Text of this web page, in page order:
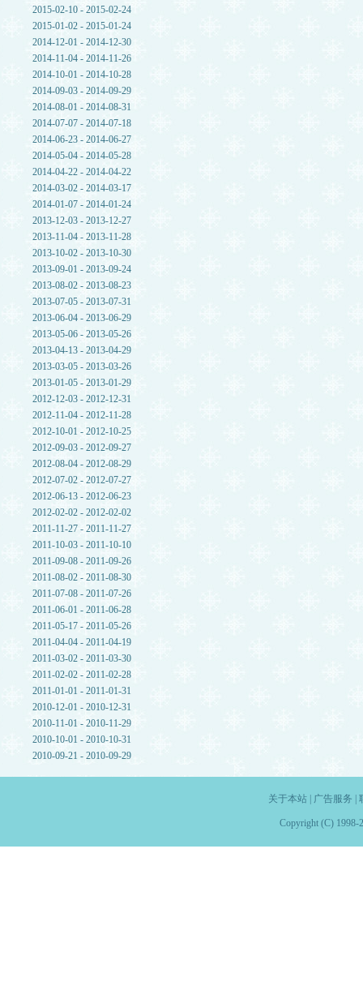
2015-02-10 - 2015-02-24
2015-01-02 - 2015-01-24
2014-12-01 - 2014-12-30
2014-11-04 - 2014-11-26
2014-10-01 - 2014-10-28
2014-09-03 - 2014-09-29
2014-08-01 - 2014-08-31
2014-07-07 - 2014-07-18
2014-06-23 - 2014-06-27
2014-05-04 - 2014-05-28
2014-04-22 - 2014-04-22
2014-03-02 - 2014-03-17
2014-01-07 - 2014-01-24
2013-12-03 - 2013-12-27
2013-11-04 - 2013-11-28
2013-10-02 - 2013-10-30
2013-09-01 - 2013-09-24
2013-08-02 - 2013-08-23
2013-07-05 - 2013-07-31
2013-06-04 - 2013-06-29
2013-05-06 - 2013-05-26
2013-04-13 - 2013-04-29
2013-03-05 - 2013-03-26
2013-01-05 - 2013-01-29
2012-12-03 - 2012-12-31
2012-11-04 - 2012-11-28
2012-10-01 - 2012-10-25
2012-09-03 - 2012-09-27
2012-08-04 - 2012-08-29
2012-07-02 - 2012-07-27
2012-06-13 - 2012-06-23
2012-02-02 - 2012-02-02
2011-11-27 - 2011-11-27
2011-10-03 - 2011-10-10
2011-09-08 - 2011-09-26
2011-08-02 - 2011-08-30
2011-07-08 - 2011-07-26
2011-06-01 - 2011-06-28
2011-05-17 - 2011-05-26
2011-04-04 - 2011-04-19
2011-03-02 - 2011-03-30
2011-02-02 - 2011-02-28
2011-01-01 - 2011-01-31
2010-12-01 - 2010-12-31
2010-11-01 - 2010-11-29
2010-10-01 - 2010-10-31
2010-09-21 - 2010-09-29
关于本站| 广告服务
Copyright (C) 1998-